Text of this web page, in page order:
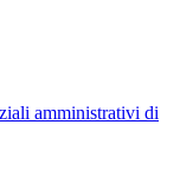
amministrativi di